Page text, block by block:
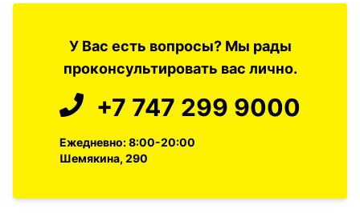
У Вас есть вопросы? Мы рады
проконсультировать вас лично.
+7 747 299 9000
Ежедневно: 8:00-20:00
Шемякина, 290